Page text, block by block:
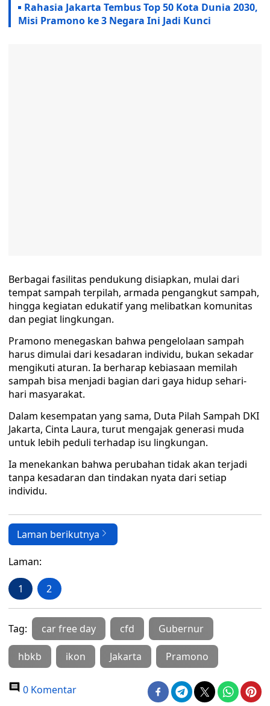
Rahasia Jakarta Tembus Top 50 Kota Dunia 2030,
Misi Pramono ke 3 Negara Ini Jadi Kunci
Berbagai fasilitas pendukung disiapkan, mulai dari
tempat sampah terpilah, armada pengangkut sampah,
hingga kegiatan edukatif yang melibatkan komunitas
dan pegiat lingkungan.
Pramono menegaskan bahwa pengelolaan sampah
harus dimulai dari kesadaran individu, bukan sekadar
mengikuti aturan. Ia berharap kebiasaan memilah
sampah bisa menjadi bagian dari gaya hidup sehari-
hari masyarakat.
Dalam kesempatan yang sama, Duta Pilah Sampah DKI
Jakarta, Cinta Laura, turut mengajak generasi muda
untuk lebih peduli terhadap isu lingkungan.
Ia menekankan bahwa perubahan tidak akan terjadi
tanpa kesadaran dan tindakan nyata dari setiap
individu.
Laman berikutnya
Laman:
1 2
Tag: car free day cfd Gubernur
hbkb ikon Jakarta Pramono
0 Komentar